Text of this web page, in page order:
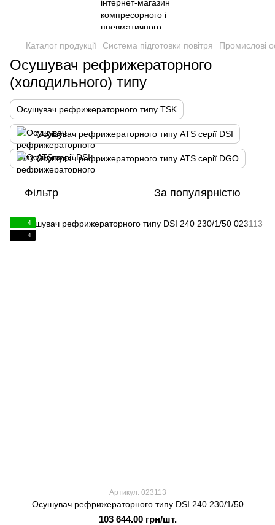
Каталог продукції Система підготовки повітря Промислові
Осушувач рефрижераторного
(холодильного) типу
Осушувач рефрижераторного типу TSK
Осушувач рефрижераторного типу ATS серії DSI
Осушувач рефрижераторного типу ATS серії DGO
Фільтр За популярністю
4
4
Артикул: 023113
Осушувач рефрижераторного типу DSI 240 230/1/50
103 644.00 грн/шт.